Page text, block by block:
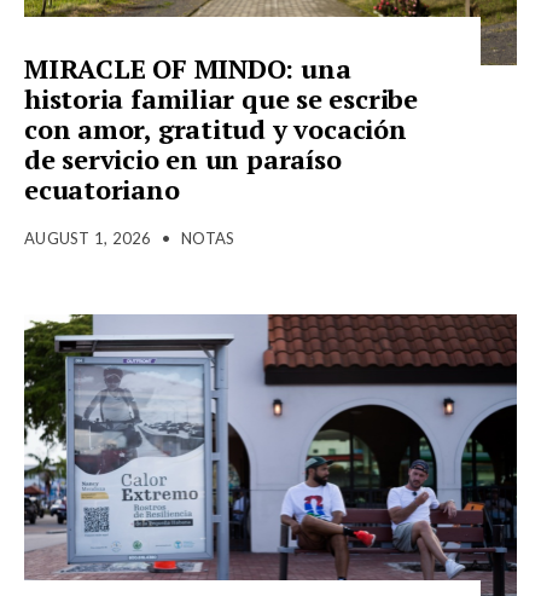
MIRACLE OF MINDO: una
historia familiar que se escribe
con amor, gratitud y vocación
de servicio en un paraíso
ecuatoriano
AUGUST 1, 2026 • NOTAS